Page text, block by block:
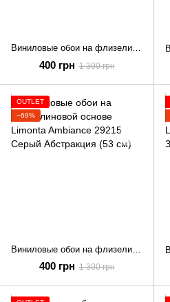
Виниловые обои на флизелиновой основе Limonta Ambiance 29403 Зеленый Бамбук (53 см)
400 грн 1 300 грн
OUTLET
−69%
400 грн 1 300 грн